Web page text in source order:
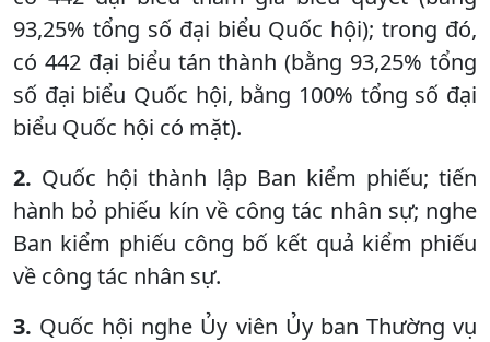
93,25% tổng số đại biểu Quốc hội); trong đó,
có 442 đại biểu tán thành (bằng 93,25% tổng
số đại biểu Quốc hội, bằng 100% tổng số đại
biểu Quốc hội có mặt).
2. Quốc hội thành lập Ban kiểm phiếu; tiến
hành bỏ phiếu kín về công tác nhân sự; nghe
Ban kiểm phiếu công bố kết quả kiểm phiếu
về công tác nhân sự.
3. Quốc hội nghe Ủy viên Ủy ban Thường vụ